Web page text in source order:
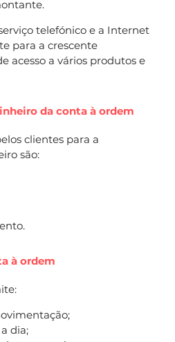
telefónico e a Internet
para a crescente
acesso a vários produtos e
da conta à ordem
clientes para a
são:
à ordem
dia;